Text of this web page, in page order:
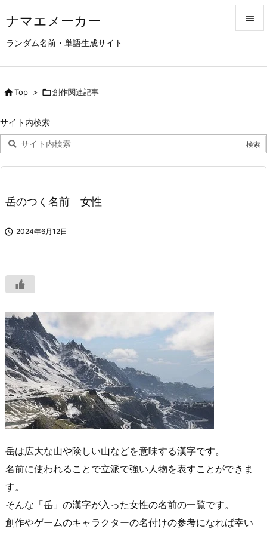
ナマエメーカー
ランダム名前・単語生成サイト


次へ

Top > 創作関連記事
サイト内検索
岳のつく名前 女性
 2024年6月12日
岳は広大な山や険しい山などを意味する漢字です。
名前に使われることで立派で強い人物を表すことができま
す。
そんな「岳」の漢字が入った女性の名前の一覧です。
創作やゲームのキャラクターの名付けの参考になれば幸い